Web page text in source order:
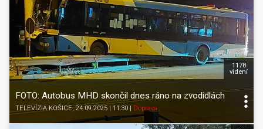
FOTO: Autobus MHD skončil dnes ráno na zvodidlách
TELEVÍZIA KOŠICE, 24.09.2025 | 11:30 Doprava
1178
videní